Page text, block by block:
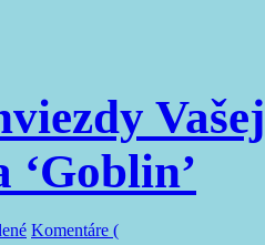
Komentáre (